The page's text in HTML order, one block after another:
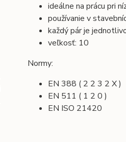
ideálne na prácu pri
používanie v
každý pár je
veľkosť: 10
Normy:
EN 388 ( 2 2 3 2 X )
EN 511 ( 1 2 0 )
EN ISO 21420